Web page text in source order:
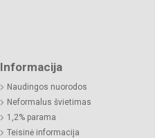
Informacija
Naudingos nuorodos
Neformalus švietimas
1,2% parama
Teisinė informacija